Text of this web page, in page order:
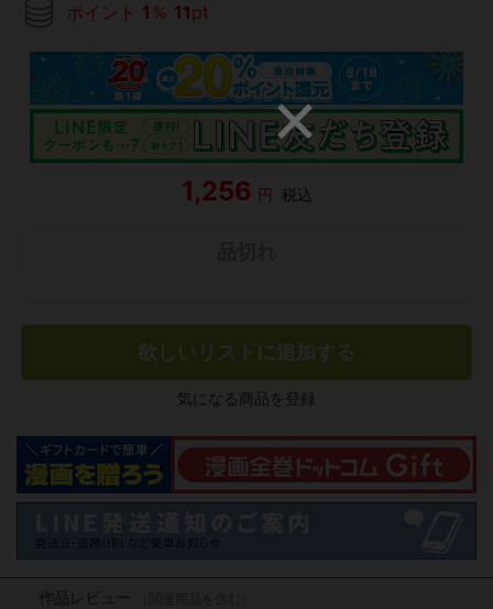
ポイント 1 ％ 11pt
1,256 円 税込
欲しいリストに追加する
気になる商品を登録